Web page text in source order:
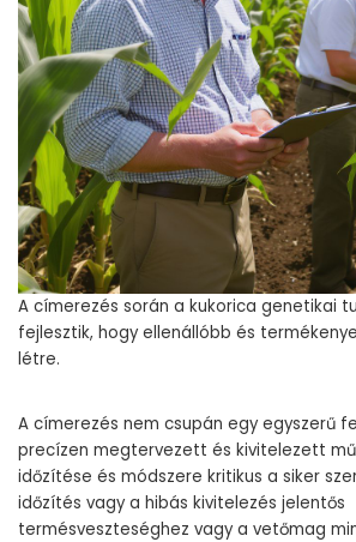
A címerezés során a kukorica genetikai
fejlesztik, hogy ellenállóbb és
létre.
A címerezés nem csupán egy egyszerű
precízen megtervezett és kivitelezett
időzítése és módszere kritikus a siker
időzítés vagy a hibás kivitelezés jelentős
termésveszteséghez vagy a vetőmag